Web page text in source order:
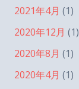
2021年4月 (1)
2020年12月 (1)
2020年8月 (1)
2020年4月 (1)